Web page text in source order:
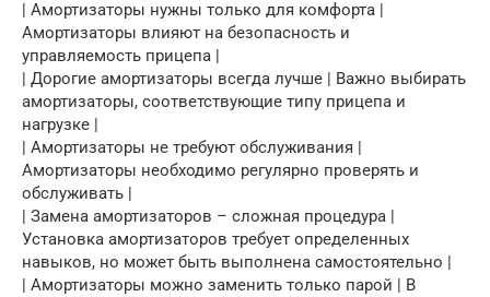
| Амортизаторы нужны только для комфорта |
Амортизаторы влияют на безопасность и
управляемость прицепа |
| Дорогие амортизаторы всегда лучше | Важно выбирать
амортизаторы, соответствующие типу прицепа и
нагрузке |
| Амортизаторы не требуют обслуживания |
Амортизаторы необходимо регулярно проверять и
обслуживать |
| Замена амортизаторов – сложная процедура |
Установка амортизаторов требует определенных
навыков, но может быть выполнена самостоятельно |
| Амортизаторы можно заменить только парой | В